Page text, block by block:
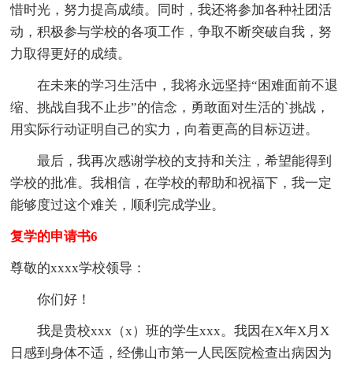
惜时光，努力提高成绩。同时，我还将参加各种社团活
动，积极参与学校的各项工作，争取不断突破自我，努
力取得更好的成绩。
在未来的学习生活中，我将永远坚持“困难面前不退
缩、挑战自我不止步”的信念，勇敢面对生活的`挑战，
用实际行动证明自己的实力，向着更高的目标迈进。
最后，我再次感谢学校的支持和关注，希望能得到
学校的批准。我相信，在学校的帮助和祝福下，我一定
能够度过这个难关，顺利完成学业。
复学的申请书6
尊敬的xxxx学校领导：
你们好！
我是贵校xxx（x）班的学生xxx。我因在X年X月X
日感到身体不适，经佛山市第一人民医院检查出病因为